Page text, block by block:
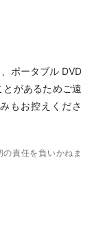
ポータブル DVD
があるためご遠
もお控えくださ
責任を負いかねま